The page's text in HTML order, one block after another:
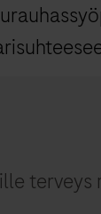
terveys